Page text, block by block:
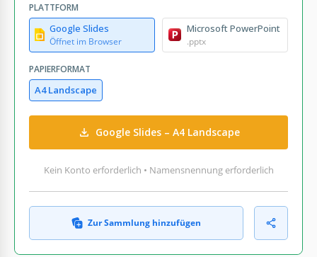
PLATTFORM
Google Slides
Öffnet im Browser
Microsoft PowerPoint
.pptx
PAPIERFORMAT
A4 Landscape
Google Slides – A4 Landscape
Kein Konto erforderlich • Namensnennung erforderlich
Zur Sammlung hinzufügen